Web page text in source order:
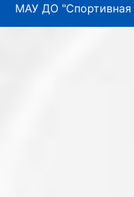
МАУ ДО